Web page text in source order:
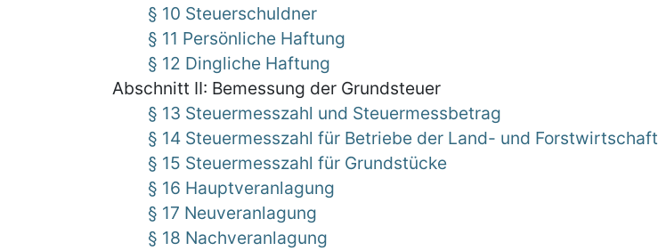
§ 10 Steuerschuldner
§ 11 Persönliche Haftung
§ 12 Dingliche Haftung
Abschnitt II: Bemessung der Grundsteuer
§ 13 Steuermesszahl und Steuermessbetrag
§ 14 Steuermesszahl für Betriebe der Land- und Forstwirtschaft
§ 15 Steuermesszahl für Grundstücke
§ 16 Hauptveranlagung
§ 17 Neuveranlagung
§ 18 Nachveranlagung